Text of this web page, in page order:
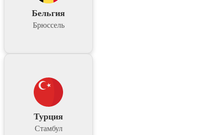
Бельгия
Брюссель
Турция
Стамбул